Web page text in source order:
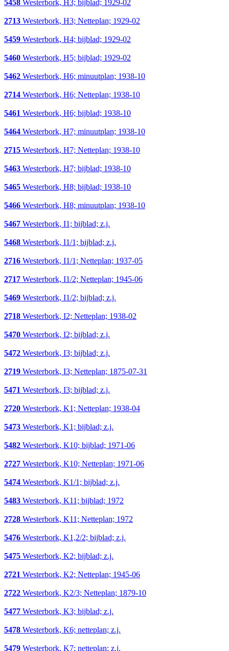
5458 Westerbork, H3; bijblad; 1929-02
2713 Westerbork, H3; Netteplan; 1929-02
5459 Westerbork, H4; bijblad; 1929-02
5460 Westerbork, H5; bijblad; 1929-02
5462 Westerbork, H6; minuutplan; 1938-10
2714 Westerbork, H6; Netteplan; 1938-10
5461 Westerbork, H6; bijblad; 1938-10
5464 Westerbork, H7; minuutplan; 1938-10
2715 Westerbork, H7; Netteplan; 1938-10
5463 Westerbork, H7; bijblad; 1938-10
5465 Westerbork, H8; bijblad; 1938-10
5466 Westerbork, H8; minuutplan; 1938-10
5467 Westerbork, I1; bijblad; z.j.
5468 Westerbork, I1/1; bijblad; z.j.
2716 Westerbork, I1/1; Netteplan; 1937-05
2717 Westerbork, I1/2; Netteplan; 1945-06
5469 Westerbork, I1/2; bijblad; z.j.
2718 Westerbork, I2; Netteplan; 1938-02
5470 Westerbork, I2; bijblad; z.j.
5472 Westerbork, I3; bijblad; z.j.
2719 Westerbork, I3; Netteplan; 1875-07-31
5471 Westerbork, I3; bijblad; z.j.
2720 Westerbork, K1; Netteplan; 1938-04
5473 Westerbork, K1; bijblad; z.j.
5482 Westerbork, K10; bijblad; 1971-06
2727 Westerbork, K10; Netteplan; 1971-06
5474 Westerbork, K1/1; bijblad; z.j.
5483 Westerbork, K11; bijblad; 1972
2728 Westerbork, K11; Netteplan; 1972
5476 Westerbork, K1,2/2; bijblad; z.j.
5475 Westerbork, K2; bijblad; z.j.
2721 Westerbork, K2; Netteplan; 1945-06
2722 Westerbork, K2/3; Netteplan; 1879-10
5477 Westerbork, K3; bijblad; z.j.
5478 Westerbork, K6; netteplan; z.j.
5479 Westerbork, K7; netteplan; z.j.